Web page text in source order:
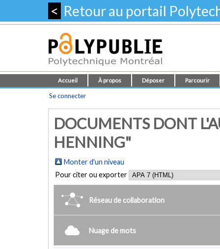
< Retour au portail
Accueil À propos Déposer Parcourir
Se connecter
DOCUMENTS DONT
HENNING"
Monter d'un niveau
Pour citer ou exporter
Réseau de collaboration
Nuage de mots